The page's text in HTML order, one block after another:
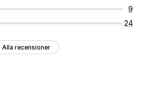
9
24
Alla recensioner